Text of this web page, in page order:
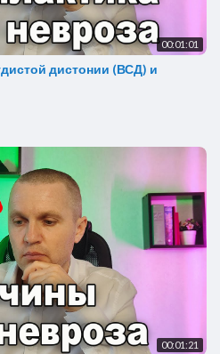
00:01:01
дистонии (ВСД) и
00:01:21